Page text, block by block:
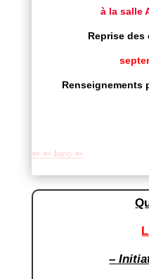
à la salle
Reprise des
Renseignements
⇐ ⇐ Info ⇐
–